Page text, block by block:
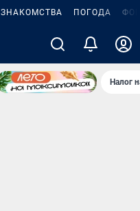
ЗНАКОМСТВА ПОГОДА
Налог